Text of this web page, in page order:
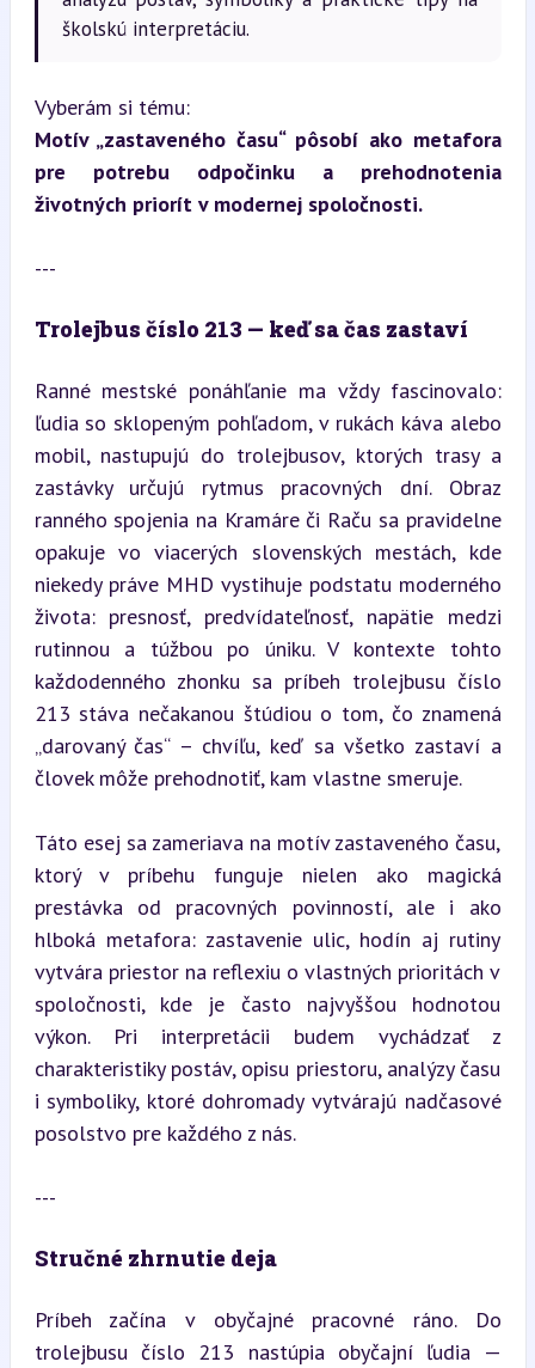
školskú interpretáciu.
Motív „zastaveného času“ pôsobí ako metafora
pre potrebu odpočinku a prehodnotenia
životných priorít v modernej spoločnosti.
---
Trolejbus číslo 213 — keď sa čas zastaví
Ranné mestské ponáhľanie ma vždy fascinovalo:
ľudia so sklopeným pohľadom, v rukách káva alebo
mobil, nastupujú do trolejbusov, ktorých trasy a
zastávky určujú rytmus pracovných dní. Obraz
ranného spojenia na Kramáre či Raču sa pravidelne
opakuje vo viacerých slovenských mestách, kde
niekedy práve MHD vystihuje podstatu moderného
života: presnosť, predvídateľnosť, napätie medzi
rutinnou a túžbou po úniku. V kontexte tohto
každodenného zhonku sa príbeh trolejbusu číslo
213 stáva nečakanou štúdiou o tom, čo znamená
„darovaný čas“ – chvíľu, keď sa všetko zastaví a
človek môže prehodnotiť, kam vlastne smeruje.
Táto esej sa zameriava na motív zastaveného času,
ktorý v príbehu funguje nielen ako magická
prestávka od pracovných povinností, ale i ako
hlboká metafora: zastavenie ulic, hodín aj rutiny
vytvára priestor na reflexiu o vlastných prioritách v
spoločnosti, kde je často najvyššou hodnotou
výkon. Pri interpretácii budem vychádzať z
charakteristiky postáv, opisu priestoru, analýzy času
i symboliky, ktoré dohromady vytvárajú nadčasové
posolstvo pre každého z nás.
---
Stručné zhrnutie deja
Príbeh začína v obyčajné pracovné ráno. Do
trolejbusu číslo 213 nastúpia obyčajní ľudia —